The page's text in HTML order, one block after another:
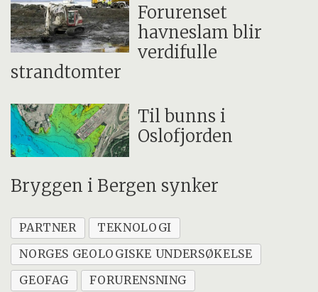
Forurenset
havneslam blir
verdifulle
strandtomter
Til bunns i
Oslofjorden
Bryggen i Bergen synker
PARTNER
TEKNOLOGI
NORGES GEOLOGISKE UNDERSØKELSE
GEOFAG
FORURENSNING